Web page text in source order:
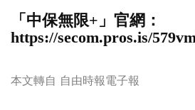
「中保無限+」官網：
https://secom.pros.is/
本文轉自 自由時報電子報